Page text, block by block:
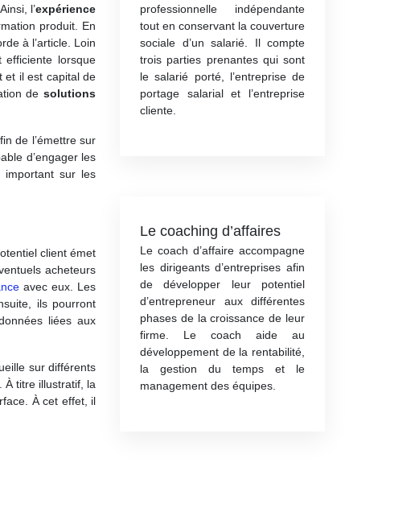
l’expérience
produit. En
à l’article. Loin
efficiente lorsque
et il est capital de
de solutions
de l’émettre sur
d’engager les
important sur les
client émet
acheteurs
avec eux. Les
ils pourront
liées aux
sur différents
À titre illustratif, la
À cet effet, il
professionnelle indépendante
tout en conservant la couverture
sociale d’un salarié. Il compte
trois parties prenantes qui sont
le salarié porté, l’entreprise de
portage salarial et l’entreprise
cliente.
Le coaching d’affaires
Le coach d’affaire accompagne
les dirigeants d’entreprises afin
de développer leur potentiel
d’entrepreneur aux différentes
phases de la croissance de leur
firme. Le coach aide au
développement de la rentabilité,
la gestion du temps et le
management des équipes.